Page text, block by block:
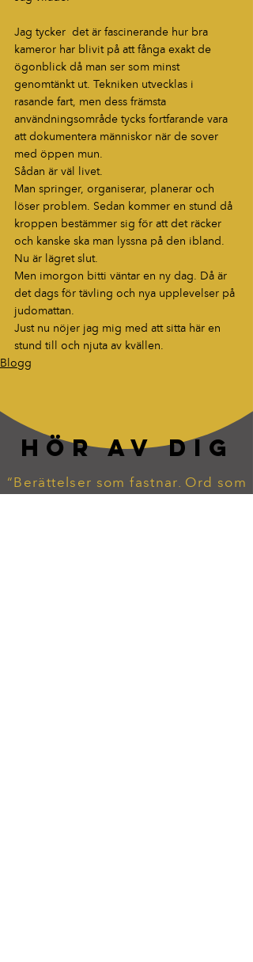
Jag tycker  det är fascinerande hur bra
kameror har blivit på att fånga exakt de
ögonblick då man ser som minst
genomtänkt ut. Tekniken utvecklas i
rasande fart, men dess främsta
användningsområde tycks fortfarande vara
att dokumentera människor när de sover
med öppen mun.
Sådan är väl livet.
Man springer, organiserar, planerar och
löser problem. Sedan kommer en stund då
kroppen bestämmer sig för att det räcker
och kanske ska man lyssna på den ibland.
Nu är lägret slut.
Men imorgon bitti väntar en ny dag. Då är
det dags för tävling och nya upplevelser på
judomattan.
Just nu nöjer jag mig med att sitta här en
stund till och njuta av kvällen.
Blogg
HÖR AV DIG
“Berättelser som fastnar. Ord som